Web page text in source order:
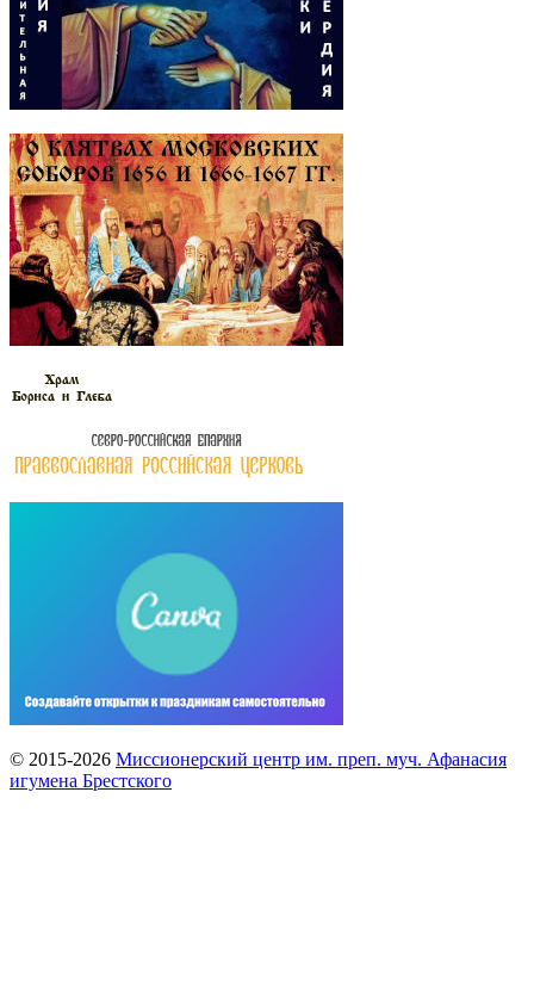
© 2015-2026 Миссионерский центр им. преп. муч. Афанасия
игумена Брестского